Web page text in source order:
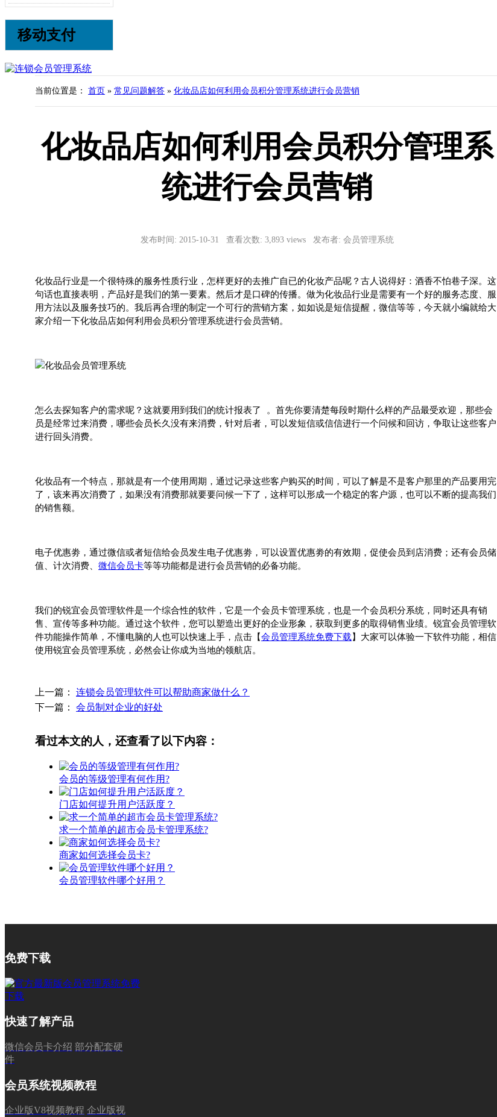
移动支付
当前位置是： 首页 » 常见问题解答 » 化妆品店如何利用会员积分管理系统进行会员营销
化妆品店如何利用会员积分管理系
统进行会员营销
发布时间: 2015-10-31 查看次数: 3,893 views 发布者: 会员管理系统
化妆品行业是一个很特殊的服务性质行业，怎样更好的去推广自已的化妆产品呢？古人说得好：酒香不怕巷子深。这
句话也直接表明，产品好是我们的第一要素。然后才是口碑的传播。做为化妆品行业是需要有一个好的服务态度、服
用方法以及服务技巧的。我后再合理的制定一个可行的营销方案，如如说是短信提醒，微信等等，今天就小编就给大
家介绍一下化妆品店如何利用会员积分管理系统进行会员营销。
怎么去探知客户的需求呢？这就要用到我们的统计报表了 。首先你要清楚每段时期什么样的产品最受欢迎，那些会
员是经常过来消费，哪些会员长久没有来消费，针对后者，可以发短信或信信进行一个问候和回访，争取让这些客户
进行回头消费。
化妆品有一个特点，那就是有一个使用周期，通过记录这些客户购买的时间，可以了解是不是客户那里的产品要用完
了，该来再次消费了，如果没有消费那就要要问候一下了，这样可以形成一个稳定的客户源，也可以不断的提高我们
的销售额。
电子优惠劵，通过微信或者短信给会员发生电子优惠劵，可以设置优惠劵的有效期，促使会员到店消费；还有会员储
值、计次消费、 微信会员卡等等功能都是进行会员营销的必备功能。
我们的锐宜会员管理软件是一个综合性的软件，它是一个会员卡管理系统，也是一个会员积分系统，同时还具有销
售、宣传等多种功能。通过这个软件，您可以塑造出更好的企业形象，获取到更多的取得销售业绩。锐宜会员管理软
件功能操作简单，不懂电脑的人也可以快速上手，点击【会员管理系统免费下载】大家可以体验一下软件功能，相信
使用锐宜会员管理系统，必然会让你成为当地的领航店。
上一篇： 连锁会员管理软件可以帮助商家做什么？
下一篇： 会员制对企业的好处
看过本文的人，还查看了以下内容：
会员的等级管理有何作用?
门店如何提升用户活跃度？
求一个简单的超市会员卡管理系统?
商家如何选择会员卡?
会员管理软件哪个好用？
免费下载
快速了解产品
微信会员卡介绍 部分配套硬
件
会员系统视频教程
企业版V8视频教程 企业版视